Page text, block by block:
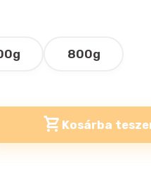
800g
Kosárba